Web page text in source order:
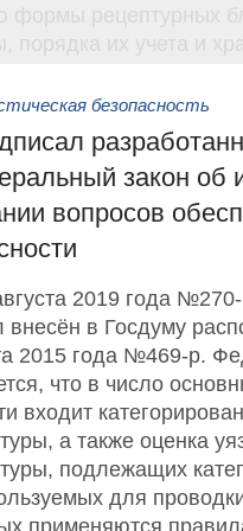
безопасность
закон об
вопросов
2019 года
в Госдуму
2015 года №469-р.
что в число
входит
а также оценка
подлежащих
для
применяются